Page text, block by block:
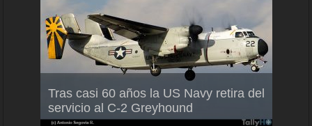
Tras casi 60 años la US Navy retira del
servicio al C-2 Greyhound